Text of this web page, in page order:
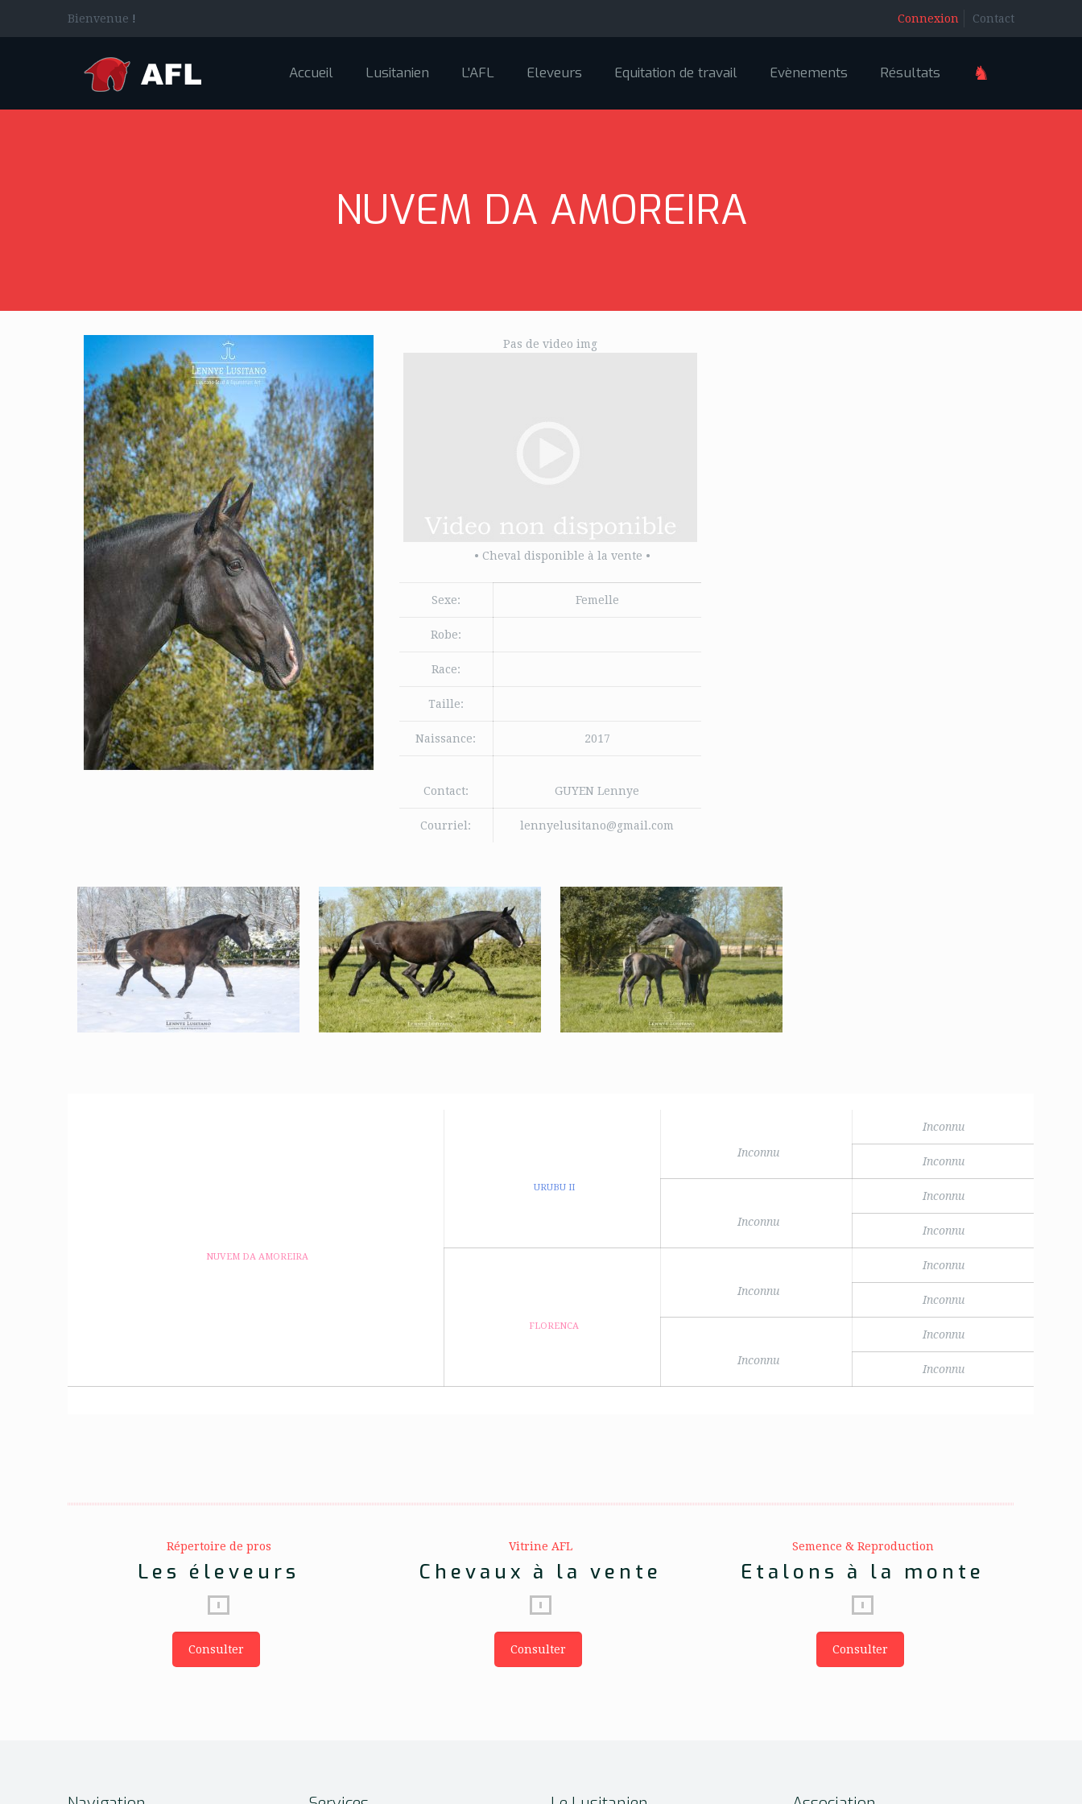
Bienvenue ! Connexion Contact
Accueil Lusitanien L'AFL Eleveurs Equitation de travail Evènements Résultats ♞
NUVEM DA AMOREIRA
Pas de video img
• Cheval disponible à la vente •
Sexe: Femelle
Robe:
Race:
Taille:
Naissance: 2017
Contact: GUYEN Lennye
Courriel: lennyelusitano@gmail.com
NUVEM DA AMOREIRA
URUBU II
Inconnu
Inconnu
Inconnu
Inconnu
Inconnu
Inconnu
FLORENCA
Inconnu
Inconnu
Inconnu
Inconnu
Inconnu
Inconnu
Répertoire de pros
Les éleveurs
Consulter
Vitrine AFL
Chevaux à la vente
Consulter
Semence & Reproduction
Etalons à la monte
Consulter